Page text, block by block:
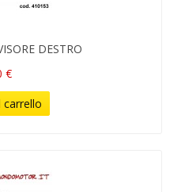
DESTRO
€
carrello